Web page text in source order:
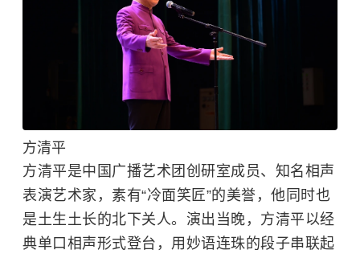
方清平
方清平是中国广播艺术团创研室成员、知名相声
表演艺术家，素有“冷面笑匠”的美誉，他同时也
是土生土长的北下关人。演出当晚， 方清平 以经
典单口相声形式登台，用妙语连珠的段子串联起